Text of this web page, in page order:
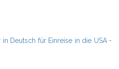
Deutsch für Einreise in die USA-